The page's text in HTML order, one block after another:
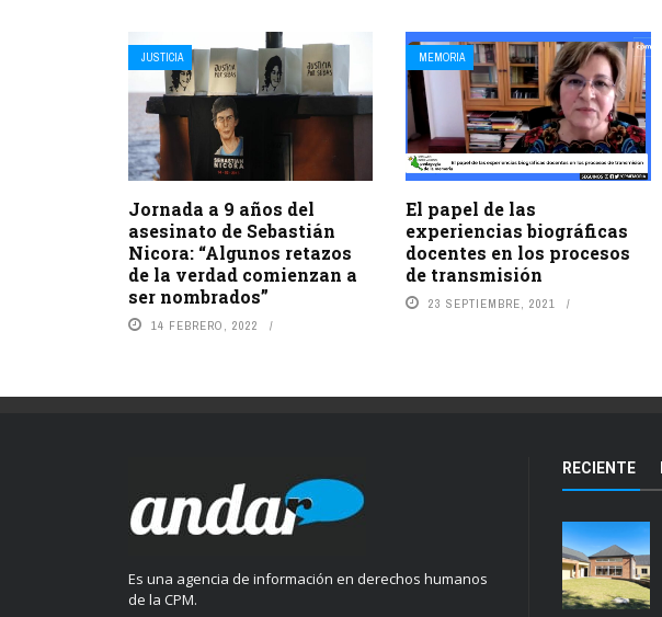
JUSTICIA
Jornada a 9 años del
asesinato de Sebastián
Nicora: “Algunos retazos
de la verdad comienzan a
ser nombrados”
14 FEBRERO, 2022
MEMORIA
El papel de las
experiencias biográficas
docentes en los procesos
de transmisión
23 SEPTIEMBRE, 2021
Es una agencia de información en derechos humanos
de la CPM.
RECIENTE